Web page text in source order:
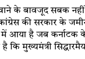
के बावजूद सबक
कांग्रेस की सरकार के
है जब कर्नाटक के
कि मुख्यमंत्री